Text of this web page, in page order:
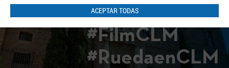
ACEPTAR TODAS
#FilmCLM
#RuedaenCLM